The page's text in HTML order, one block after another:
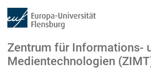
Zentrum für Informations-
Medientechnologien